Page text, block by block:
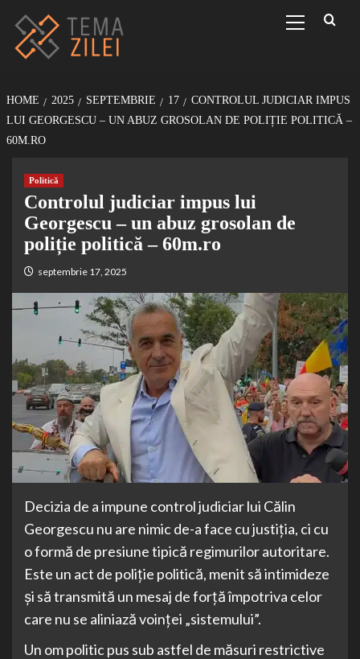
conținut
Menu
HOME 2025 SEPTEMBRIE 17
CONTROLUL JUDICIAR IMPUS
LUI GEORGESCU – UN ABUZ GROSOLAN DE POLIȚIE POLITICĂ –
60M.RO
Politică
Controlul judiciar impus lui
Georgescu – un abuz grosolan de
poliție politică – 60m.ro
septembrie 17, 2025
Decizia de a impune control judiciar lui Călin
Georgescu nu are nimic de-a face cu justiția, ci cu
o formă de presiune tipică regimurilor autoritare.
Este un act de poliție politică, menit să intimideze
și să transmită un mesaj de forță împotriva celor
care nu se aliniază voinței „sistemului”.
Un om politic pus sub astfel de măsuri restrictive